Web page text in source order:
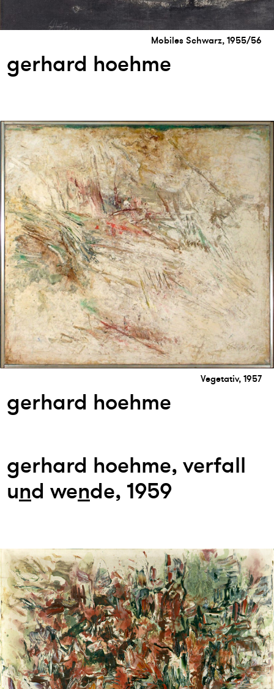
Mobiles Schwarz, 1955/56
gerhard hoehme
Vegetativ, 1957
gerhard hoehme
gerhard hoehme, verfall
und wende, 1959